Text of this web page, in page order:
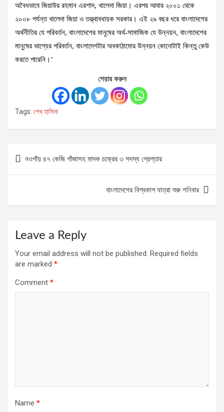
অবৈধভাবে জিয়াউর রহমান এরশাদ, খালেদা জিয়া। এরপর আবার ২০০১ থেকে
২০০৮ পর্যন্ত খালেদা জিয়া ও তত্ত্বাবধায়ক সরকার। এই ২৯ বছর ধরে বাংলাদেশের
অর্থনীতির যে পরিবর্তন, বাংলাদেশের মানুষের অর্থ-সামাজিক যে উন্নয়ন, বাংলাদেশের
মানুষের ভাগ্যের পরিবর্তন, বাংলাদেশটার অবকাঠামোর উন্নয়ন কোনোটাই কিন্তু কেউ
করতে পারেনি।’
শেয়ার করুন
Tags: শেখ হাসিনা
নওগাঁয় ৪৭ কেজি গাঁজাসহ মাদক চক্রের ৩ সদস্য গ্রেপ্তার
বাংলাদেশের বিশ্বকাপ যাত্রা শুরু শনিবার
Leave a Reply
Your email address will not be published. Required fields
are marked *
Comment *
Name *